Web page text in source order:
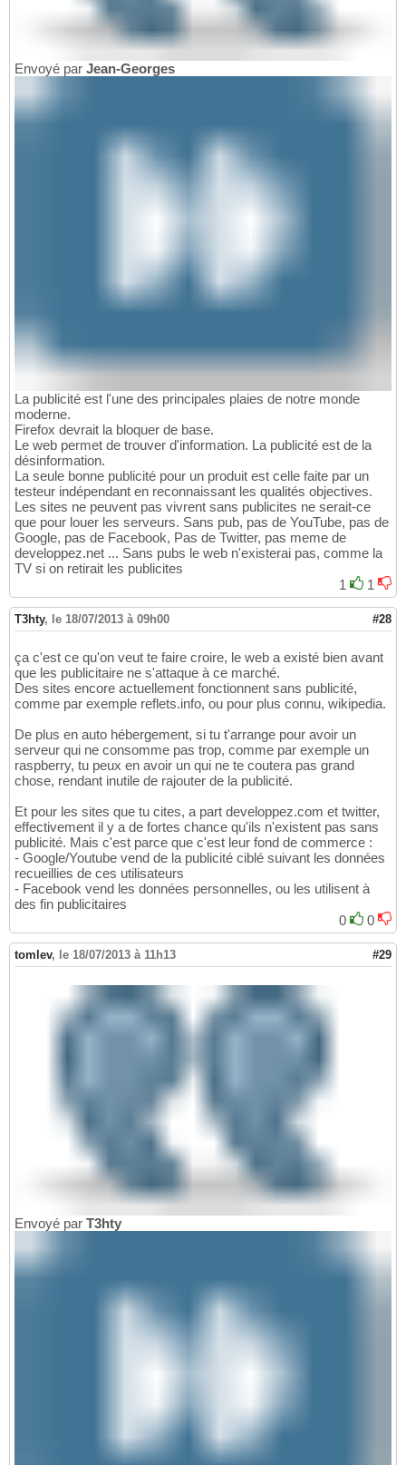
Envoyé par Jean-Georges
La publicité est l'une des principales plaies de notre monde
moderne.
Firefox devrait la bloquer de base.
Le web permet de trouver d'information. La publicité est de la
désinformation.
La seule bonne publicité pour un produit est celle faite par un
testeur indépendant en reconnaissant les qualités objectives.
Les sites ne peuvent pas vivrent sans publicites ne serait-ce
que pour louer les serveurs. Sans pub, pas de YouTube, pas de
Google, pas de Facebook, Pas de Twitter, pas meme de
developpez.net ... Sans pubs le web n'existerai pas, comme la
TV si on retirait les publicites
1
1
T3hty, le 18/07/2013 à 09h00 #28
ça c'est ce qu'on veut te faire croire, le web a existé bien avant
que les publicitaire ne s'attaque à ce marché.
Des sites encore actuellement fonctionnent sans publicité,
comme par exemple reflets.info, ou pour plus connu, wikipedia.
De plus en auto hébergement, si tu t'arrange pour avoir un
serveur qui ne consomme pas trop, comme par exemple un
raspberry, tu peux en avoir un qui ne te coutera pas grand
chose, rendant inutile de rajouter de la publicité.
Et pour les sites que tu cites, a part developpez.com et twitter,
effectivement il y a de fortes chance qu'ils n'existent pas sans
publicité. Mais c'est parce que c'est leur fond de commerce :
- Google/Youtube vend de la publicité ciblé suivant les données
recueillies de ces utilisateurs
- Facebook vend les données personnelles, ou les utilisent à
des fin publicitaires
0
0
tomlev, le 18/07/2013 à 11h13 #29
Envoyé par T3hty